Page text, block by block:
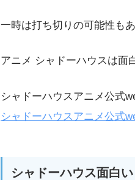
一時は打ち切りの可能性も
アニメ シャドーハウスは面
シャドーハウスアニメ公式
シャドーハウスアニメ公式
シャドーハウス面白